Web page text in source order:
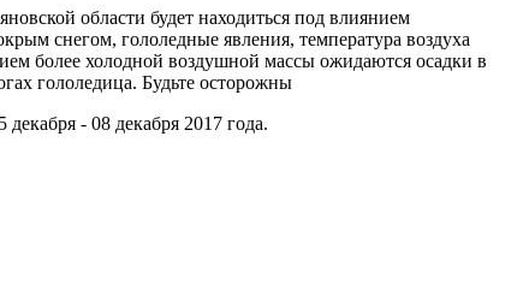
области будет находиться под влиянием
снегом, гололедные явления, температура воздуха
более холодной воздушной массы ожидаются осадки в
гололедица. Будьте осторожны
- 08 декабря 2017 года.